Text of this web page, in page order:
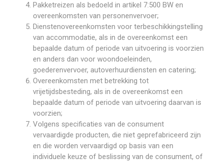
Pakketreizen als bedoeld in artikel 7:500 BW en
overeenkomsten van personenvervoer;
Dienstenovereenkomsten voor terbeschikkingstelling
van accommodatie, als in de overeenkomst een
bepaalde datum of periode van uitvoering is voorzien
en anders dan voor woondoeleinden,
goederenvervoer, autoverhuurdiensten en catering;
Overeenkomsten met betrekking tot
vrijetijdsbesteding, als in de overeenkomst een
bepaalde datum of periode van uitvoering daarvan is
voorzien;
Volgens specificaties van de consument
vervaardigde producten, die niet geprefabriceerd zijn
en die worden vervaardigd op basis van een
individuele keuze of beslissing van de consument, of